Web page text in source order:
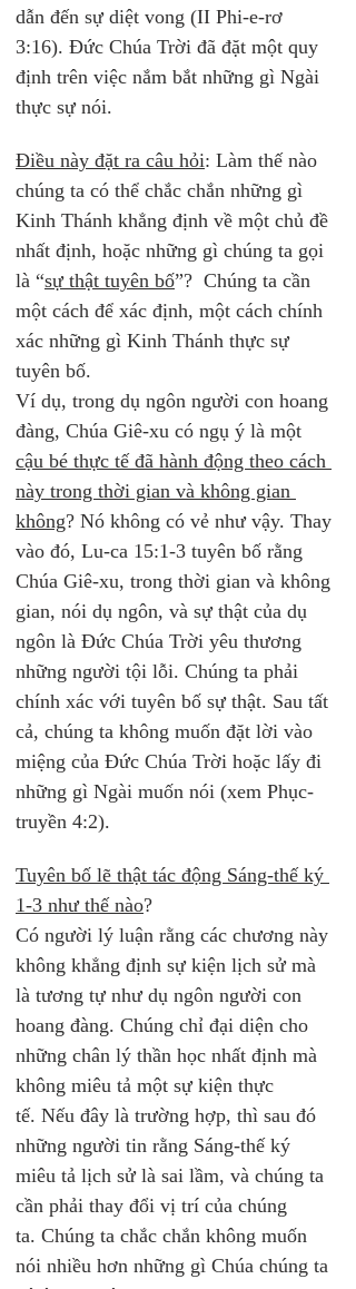
dẫn đến sự diệt vong (II Phi-e-rơ
3:16). Đức Chúa Trời đã đặt một quy
định trên việc nắm bắt những gì Ngài
thực sự nói.
Điều này đặt ra câu hỏi: Làm thế nào
chúng ta có thể chắc chắn những gì
Kinh Thánh khẳng định về một chủ đề
nhất định, hoặc những gì chúng ta gọi
là “sự thật tuyên bố”?  Chúng ta cần
một cách để xác định, một cách chính
xác những gì Kinh Thánh thực sự
tuyên bố.
Ví dụ, trong dụ ngôn người con hoang
đàng, Chúa Giê-xu có ngụ ý là một
cậu bé thực tế đã hành động theo cách
này trong thời gian và không gian
không? Nó không có vẻ như vậy. Thay
vào đó, Lu-ca 15:1-3 tuyên bố rằng
Chúa Giê-xu, trong thời gian và không
gian, nói dụ ngôn, và sự thật của dụ
ngôn là Đức Chúa Trời yêu thương
những người tội lỗi. Chúng ta phải
chính xác với tuyên bố sự thật. Sau tất
cả, chúng ta không muốn đặt lời vào
miệng của Đức Chúa Trời hoặc lấy đi
những gì Ngài muốn nói (xem Phục-
truyền 4:2).
Tuyên bố lẽ thật tác động Sáng-thế ký
1-3 như thế nào?
Có người lý luận rằng các chương này
không khẳng định sự kiện lịch sử mà
là tương tự như dụ ngôn người con
hoang đàng. Chúng chỉ đại diện cho
những chân lý thần học nhất định mà
không miêu tả một sự kiện thực
tế. Nếu đây là trường hợp, thì sau đó
những người tin rằng Sáng-thế ký
miêu tả lịch sử là sai lầm, và chúng ta
cần phải thay đổi vị trí của chúng
ta. Chúng ta chắc chắn không muốn
nói nhiều hơn những gì Chúa chúng ta